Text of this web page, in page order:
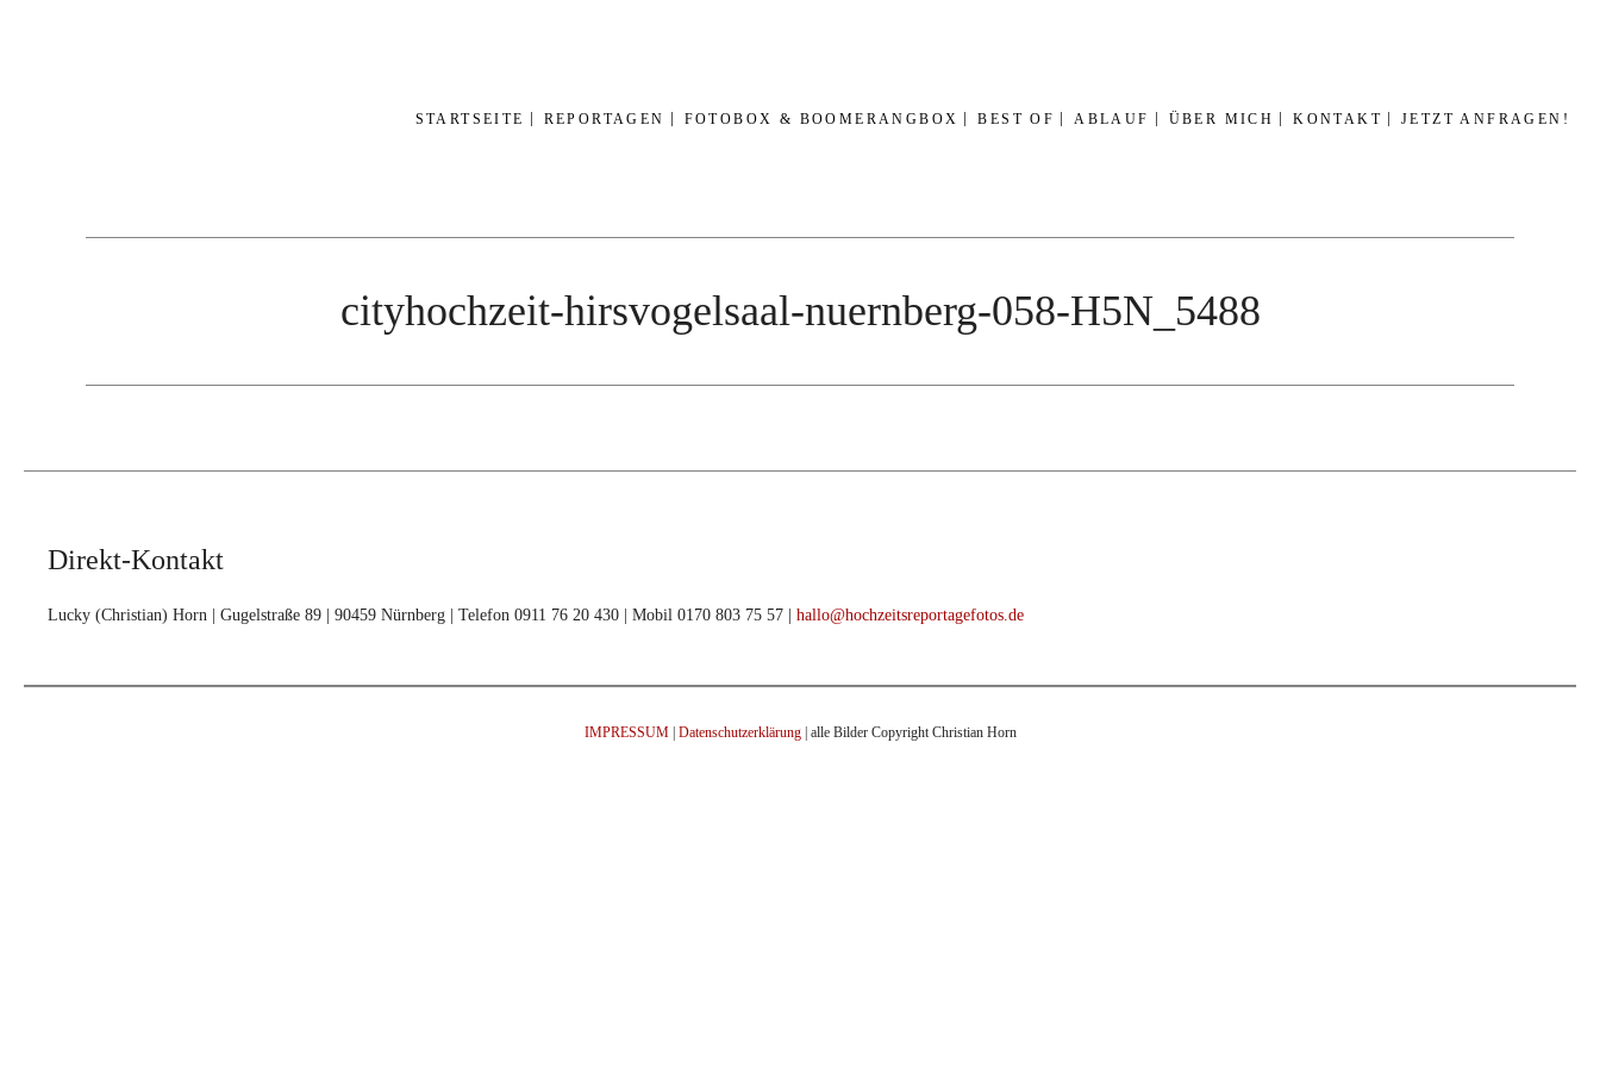
STARTSEITE REPORTAGEN FOTOBOX & BOOMERANGBOX BEST OF ABLAUF ÜBER MICH KONTAKT JETZT ANFRAGEN!
cityhochzeit-hirsvogelsaal-nuernberg-058-H5N_5488
Direkt-Kontakt
Lucky (Christian) Horn | Gugelstraße 89 | 90459 Nürnberg | Telefon 0911 76 20 430 | Mobil 0170 803 75 57 | hallo@hochzeitsreportagefotos.de
IMPRESSUM| Datenschutzerklärung| alle Bilder Copyright Christian Horn